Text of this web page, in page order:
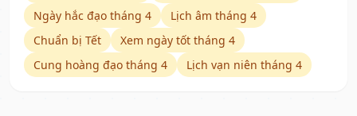
Ngày hắc đạo tháng 4
Lịch âm tháng 4
Chuẩn bị Tết
Xem ngày tốt tháng 4
Cung hoàng đạo tháng 4
Lịch vạn niên tháng 4